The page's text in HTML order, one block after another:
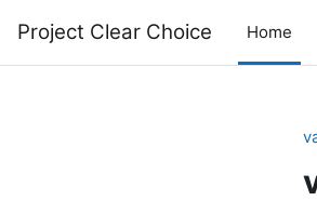
Project Clear Choice Home